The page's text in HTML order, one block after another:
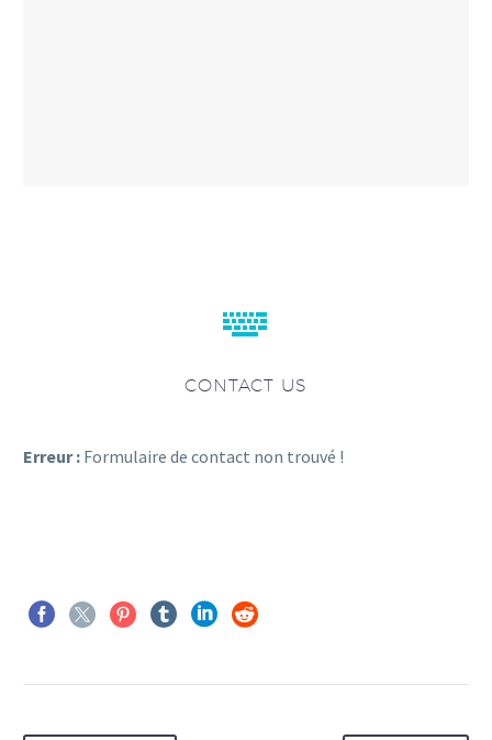


CONTACT US
Erreur : Formulaire de contact non trouvé !